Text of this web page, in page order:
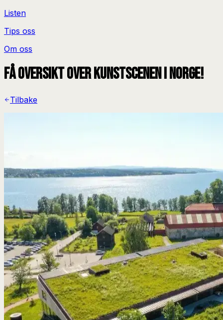
Listen
Tips oss
Om oss
Få oversikt over kunstscenen i Norge!
Tilbake